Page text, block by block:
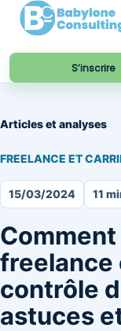
S’inscrire
Articles et analyses
FREELANCE ET
15/03/2024 11
freelance
contrôle
astuces